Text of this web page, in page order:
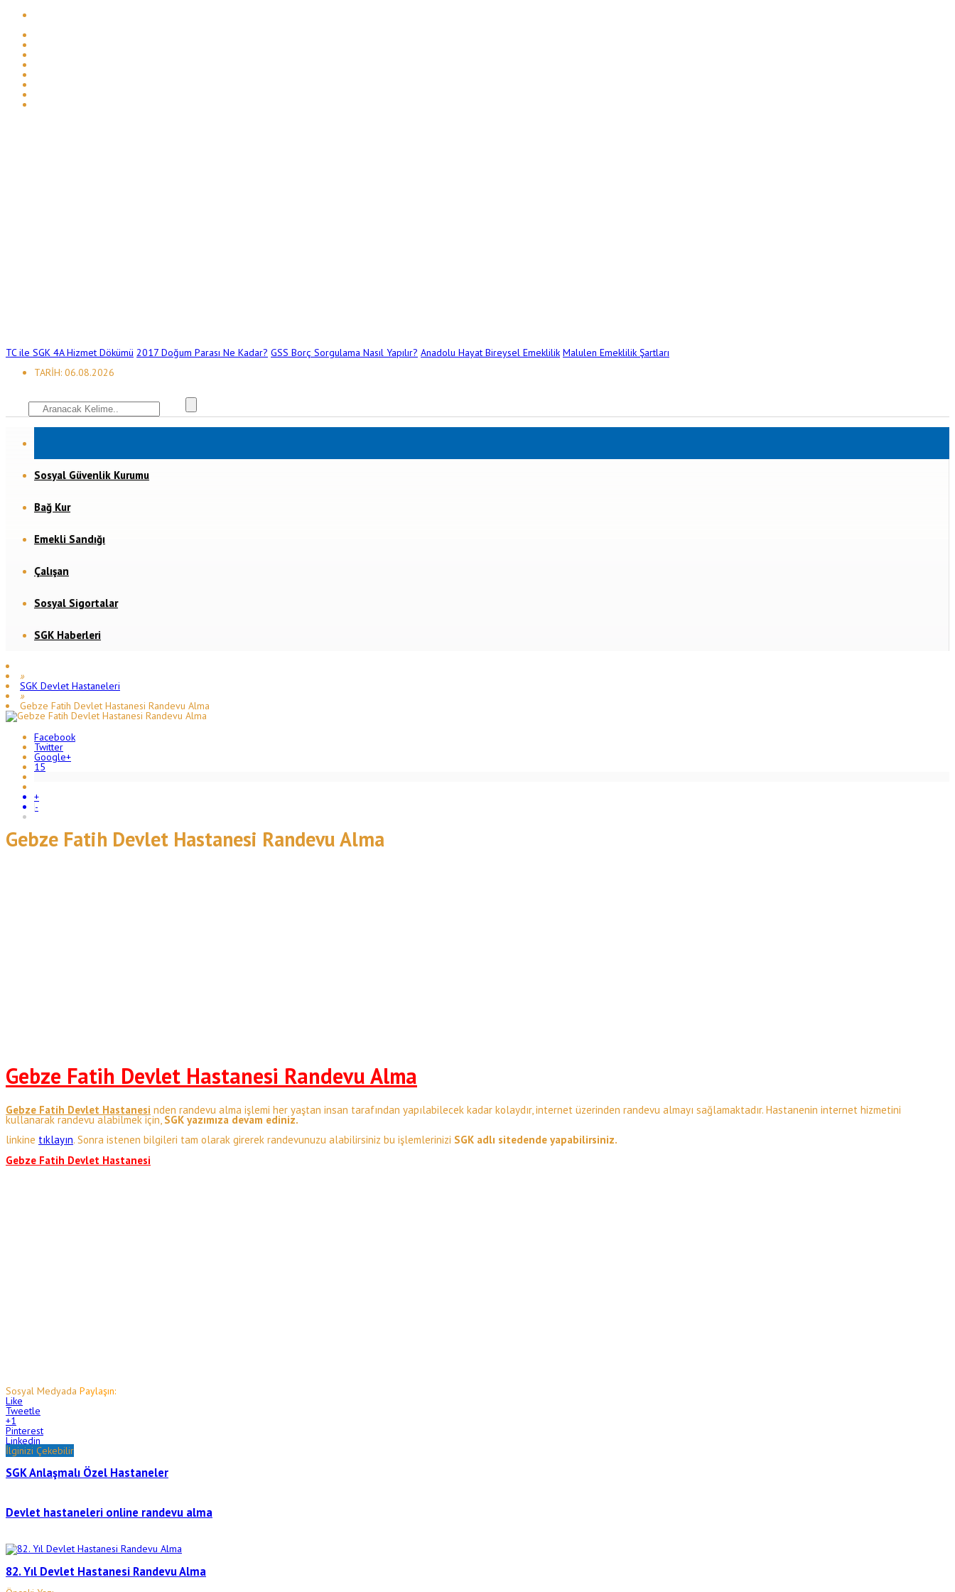
TC ile SGK 4A Hizmet Dökümü 2017 Doğum Parası Ne Kadar? GSS Borç Sorgulama Nasıl Yapılır? Anadolu Hayat Bireysel Emeklilik Malulen Emeklilik Şartları
TARİH: 06.08.2026
Sosyal Güvenlik Kurumu
Bağ Kur
Emekli Sandığı
Çalışan
Sosyal Sigortalar
SGK Haberleri
»
SGK Devlet Hastaneleri
»
Gebze Fatih Devlet Hastanesi Randevu Alma
Facebook
Twitter
Google+
15
+
-
Gebze Fatih Devlet Hastanesi Randevu Alma
Gebze Fatih Devlet Hastanesi Randevu Alma
Gebze Fatih Devlet Hastanesi nden randevu alma işlemi her yaştan insan tarafından yapılabilecek kadar kolaydır, internet üzerinden randevu almayı sağlamaktadır. Hastanenin internet hizmetini
kullanarak randevu alabilmek için, SGK yazımıza devam ediniz.
linkine tıklayın. Sonra istenen bilgileri tam olarak girerek randevunuzu alabilirsiniz bu işlemlerinizi SGK adlı sitedende yapabilirsiniz.
Gebze Fatih Devlet Hastanesi
Sosyal Medyada Paylaşın:
Like
Tweetle
+1
Pinterest
Linkedin
İlginizi Çekebilir
SGK Anlaşmalı Özel Hastaneler
Devlet hastaneleri online randevu alma
82. Yıl Devlet Hastanesi Randevu Alma